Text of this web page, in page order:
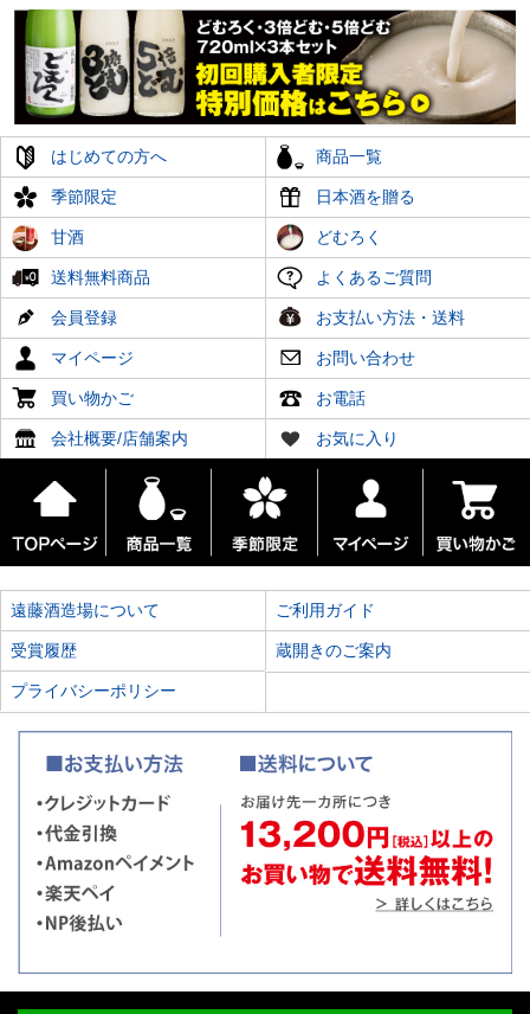
はじめての方へ 商品一覧
季節限定 日本酒を贈る
甘酒 どむろく
送料無料商品 よくあるご質問
会員登録 お支払い方法・送料
マイページ お問い合わせ
買い物かご お電話
会社概要/店舗案内 お気に入り
遠藤酒造場について ご利用ガイド
受賞履歴 蔵開きのご案内
プライバシーポリシー